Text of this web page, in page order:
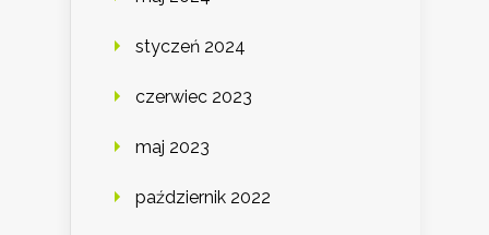
styczeń 2024
czerwiec 2023
maj 2023
październik 2022